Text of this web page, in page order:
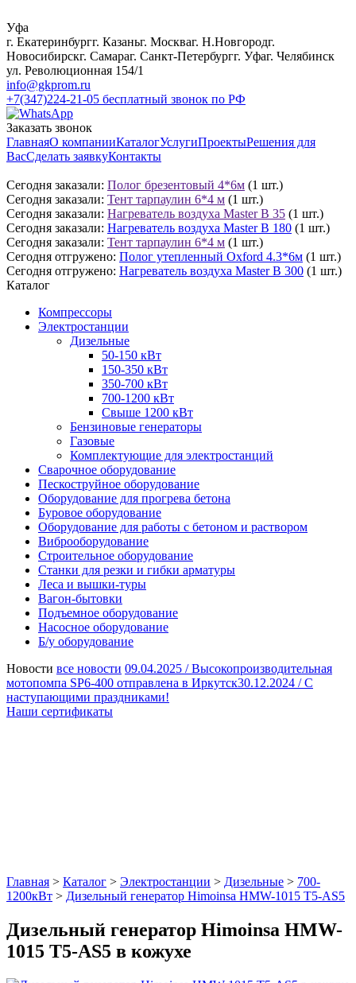
Уфа
г. Екатеринбургг. Казаньг. Москваг. Н.Новгородг.
Новосибирскг. Самараг. Санкт-Петербургг. Уфаг. Челябинск
ул. Революционная 154/1
info@gkprom.ru
+7(347)224-21-05 бесплатный звонок по РФ
Заказать звонок
ГлавнаяО компанииКаталогУслугиПроектыРешения для
ВасСделать заявкуКонтакты
Сегодня заказали: Полог брезентовый 4*6м (1 шт.)
Сегодня заказали: Тент тарпаулин 6*4 м (1 шт.)
Сегодня заказали: Нагреватель воздуха Master B 35 (1 шт.)
Сегодня заказали: Нагреватель воздуха Master B 180 (1 шт.)
Сегодня заказали: Тент тарпаулин 6*4 м (1 шт.)
Сегодня отгружено: Полог утепленный Oxford 4.3*6м (1 шт.)
Сегодня отгружено: Нагреватель воздуха Master B 300 (1 шт.)
Каталог
Компрессоры
Электростанции
Дизельные
50-150 кВт
150-350 кВт
350-700 кВт
700-1200 кВт
Свыше 1200 кВт
Бензиновые генераторы
Газовые
Комплектующие для электростанций
Сварочное оборудование
Пескоструйное оборудование
Оборудование для прогрева бетона
Буровое оборудование
Оборудование для работы с бетоном и раствором
Виброоборудование
Строительное оборудование
Станки для резки и гибки арматуры
Леса и вышки-туры
Вагон-бытовки
Подъемное оборудование
Насосное оборудование
Б/у оборудование
Новости все новости 09.04.2025 /Высокопроизводительная
мотопомпа SP6-400 отправлена в Иркутск30.12.2024 /С
наступающими праздниками!
Наши сертификаты
Главная > Каталог > Электростанции > Дизельные > 700-
1200кВт > Дизельный генератор Himoinsa HМW-1015 T5-AS5
Дизельный генератор Himoinsa HМW-
1015 T5-AS5 в кожухе